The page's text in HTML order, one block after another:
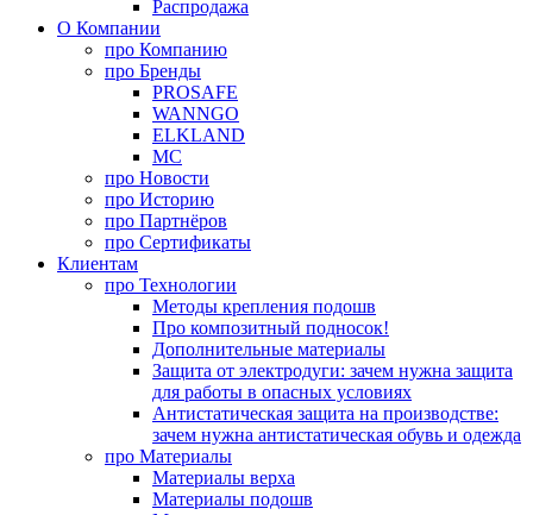
Распродажа
О Компании
про Компанию
про Бренды
PROSAFE
WANNGO
ELKLAND
MC
про Новости
про Историю
про Партнёров
про Сертификаты
Клиентам
про Технологии
Методы крепления подошв
Про композитный подносок!
Дополнительные материалы
Защита от электродуги: зачем нужна защита
для работы в опасных условиях
Антистатическая защита на производстве:
зачем нужна антистатическая обувь и одежда
про Материалы
Материалы верха
Материалы подошв